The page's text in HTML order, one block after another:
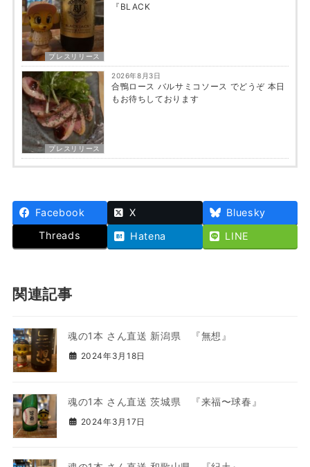
プレスリリース
『BLACK
プレスリリース
2026年8月3日
合鴨ロース バルサミコソース でどうぞ 本日
もお待ちしております
Facebook X
Bluesky
Threads
Hatena LINE
関連記事
魂の1本 さん直送 新潟県 『無想』
2024年3月18日
魂の1本 さん直送 茨城県 『来福〜球春』
2024年3月17日